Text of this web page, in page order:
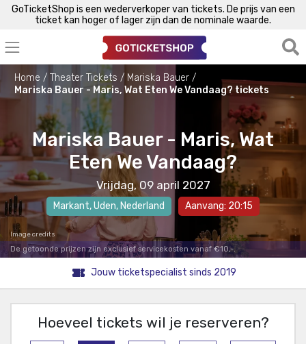
GoTicketShop is een wederverkoper van tickets. De prijs van een
ticket kan hoger of lager zijn dan de nominale waarde.
Home Theater Tickets
Mariska Bauer
Mariska Bauer - Maris, Wat Eten We Vandaag? tickets
Mariska Bauer - Maris, Wat
Eten We Vandaag?
Vrijdag, 09 april 2027
Markant,Uden, Nederland Aanvang: 20:15
Image credits
De getoonde prijzen zijn exclusief servicekosten vanaf €10,-.
Jouw ticketspecialist sinds 2019
Hoeveel tickets wil je reserveren?